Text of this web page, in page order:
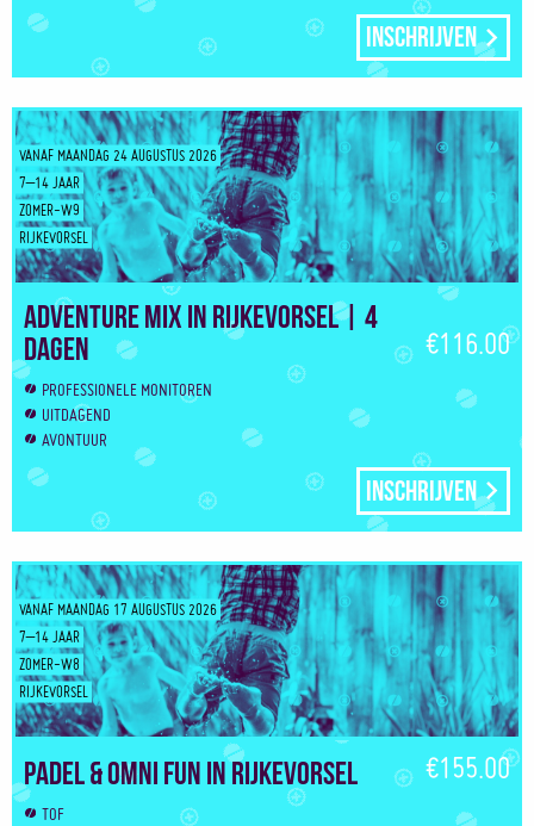
Inschrijven
VANAF MAANDAG 24 AUGUSTUS 2026
7–14 JAAR
ZOMER-W9
RIJKEVORSEL
Adventure Mix in Rijkevorsel | 4
dagen
€116.00
PROFESSIONELE MONITOREN
UITDAGEND
AVONTUUR
Inschrijven
VANAF MAANDAG 17 AUGUSTUS 2026
7–14 JAAR
ZOMER-W8
RIJKEVORSEL
Padel & Omni Fun in Rijkevorsel €155.00
TOF